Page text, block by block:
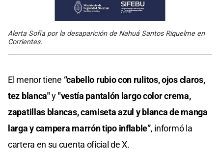
Alerta Sofía por la desaparición de Nahuá Santos Riquelme en
Corrientes.
El menor tiene “cabello rubio con rulitos, ojos claros,
tez blanca"y"vestía pantalón largo color crema,
zapatillas blancas, camiseta azul y blanca de manga
larga y campera marrón tipo inflable”, informó la
cartera en su cuenta oficial de X.